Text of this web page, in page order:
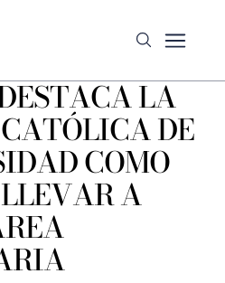
LA
DE
COMO
A